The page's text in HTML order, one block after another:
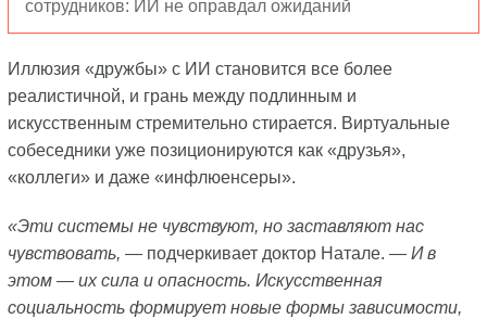
сотрудников: ИИ не оправдал ожиданий
Иллюзия «дружбы» с ИИ становится все более
реалистичной, и грань между подлинным и
искусственным стремительно стирается. Виртуальные
собеседники уже позиционируются как «друзья»,
«коллеги» и даже «инфлюенсеры».
«Эти системы не чувствуют, но заставляют нас
чувствовать, — подчеркивает доктор Натале. — И в
этом — их сила и опасность. Искусственная
социальность формирует новые формы зависимости,